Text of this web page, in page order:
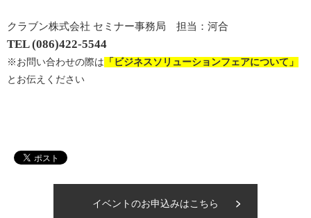
クラブン株式会社 セミナー事務局 担当：河合
TEL (086)422-5544
※お問い合わせの際は 「ビジネスソリューションフェアについて」
とお伝えください
イベントのお申込みはこちら